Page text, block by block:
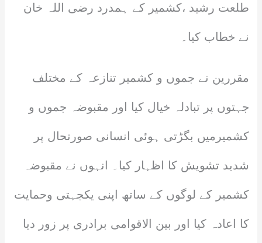
طلعت رشید ،کشمیر کے ہمدرد رضی اللہ خان
نے خطاب کیا۔
مقررین نے جموں و کشمیر تنازعہ کے مختلف
جہتوں پر تبادلہ خیال کیا اور مقبوضہ جموں و
کشمیرمیں بگڑتی ہوئی انسانی صورتحال پر
شدید تشویش کا اظہار کیا۔ انہوں نے مقبوضہ
کشمیر ‎کے لوگوں کے ساتھ اپنی یکجہتی وحمایت
کا اعادہ کیا اور بین الاقوامی برادری پر زور دیا